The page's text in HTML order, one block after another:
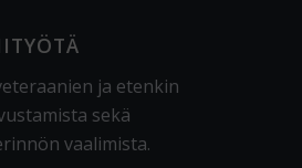
ja etenkin
sekä
vaalimista.